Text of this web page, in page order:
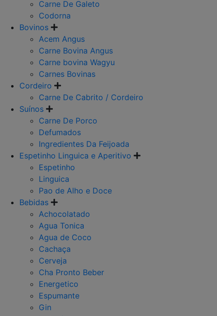
Carne De Galeto
Codorna
Bovinos
Acem Angus
Carne Bovina Angus
Carne bovina Wagyu
Carnes Bovinas
Cordeiro
Carne De Cabrito / Cordeiro
Suínos
Carne De Porco
Defumados
Ingredientes Da Feijoada
Espetinho Linguica e Aperitivo
Espetinho
Linguica
Pao de Alho e Doce
Bebidas
Achocolatado
Agua Tonica
Agua de Coco
Cachaça
Cerveja
Cha Pronto Beber
Energetico
Espumante
Gin